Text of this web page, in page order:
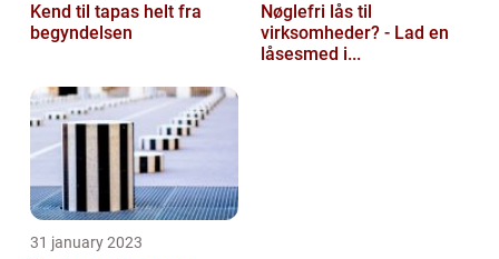
Kend til tapas helt fra
begyndelsen
Nøglefri lås til
virksomheder? - Lad en
låsesmed i...
31 january 2023